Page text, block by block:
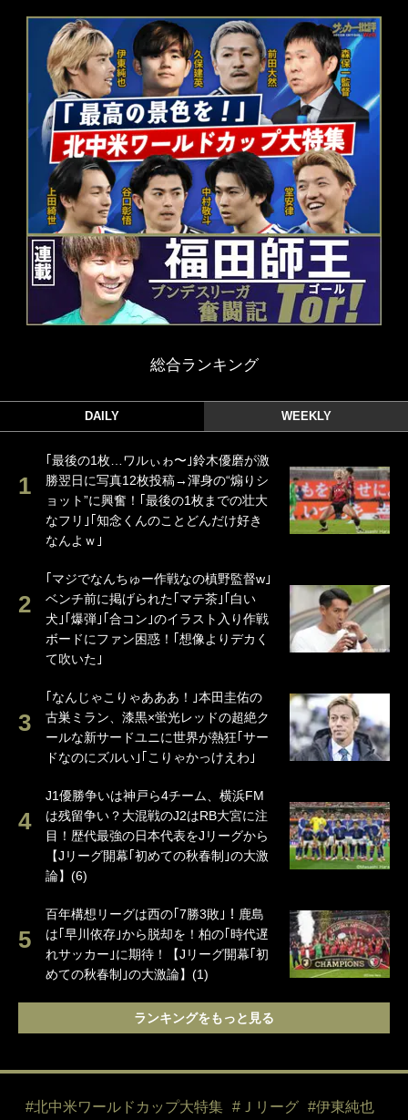
総合ランキング
DAILY WEEKLY
｢最後の1枚…ワルぃゎ〜｣鈴木優磨が激
勝翌日に写真12枚投稿→渾身の“煽りシ
ョット”に興奮！｢最後の1枚までの壮大
なフリ｣｢知念くんのことどんだけ好き
なんよｗ｣
｢マジでなんちゅー作戦なの槙野監督w｣
ベンチ前に掲げられた｢マテ茶｣｢白い
犬｣｢爆弾｣｢合コン｣のイラスト入り作戦
ボードにファン困惑！｢想像よりデカく
て吹いた｣
｢なんじゃこりゃあああ！｣本田圭佑の
古巣ミラン、漆黒×蛍光レッドの超絶ク
ールな新サードユニに世界が熱狂｢サー
ドなのにズルい｣｢こりゃかっけえわ｣
J1優勝争いは神戸ら4チーム、横浜FM
は残留争い？大混戦のJ2はRB大宮に注
目！歴代最強の日本代表をJリーグから
【Jリーグ開幕｢初めての秋春制｣の大激
論】(6)
百年構想リーグは西の｢7勝3敗｣！鹿島
は｢早川依存｣から脱却を！柏の｢時代遅
れサッカー｣に期待！【Jリーグ開幕｢初
めての秋春制｣の大激論】(1)
ランキングをもっと見る
#北中米ワールドカップ大特集 #Ｊリーグ
#伊東純也